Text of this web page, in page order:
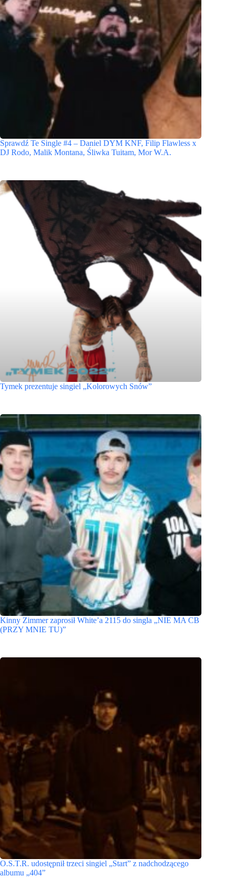
Sprawdź Te Single #4 – Daniel DYM KNF, Filip Flawless x
DJ Rodo, Malik Montana, Śliwka Tuitam, Mor W.A.
Tymek prezentuje singiel „Kolorowych Snów”
Kinny Zimmer zaprosił White’a 2115 do singla „NIE MA CB
(PRZY MNIE TU)”
O.S.T.R. udostępnił trzeci singiel „Start” z nadchodzącego
albumu „404”